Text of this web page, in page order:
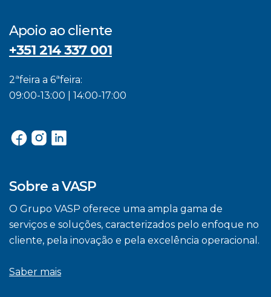
Apoio ao cliente
+351 214 337 001
2ªfeira a 6ªfeira:
09:00-13:00 | 14:00-17:00
Sobre a VASP
O Grupo VASP oferece uma ampla gama de
serviços e soluções, caracterizados pelo enfoque no
cliente, pela inovação e pela excelência operacional.
Saber mais